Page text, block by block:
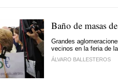
Baño de masas
Grandes
vecinos en la feria de
ÁLVARO BALLESTEROS